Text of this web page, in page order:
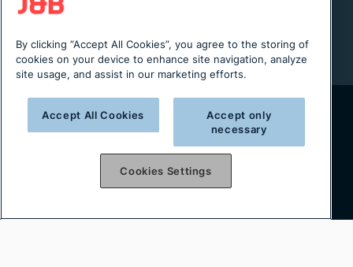
Lager i Sverige
Från projektering till installation
Copyright © 2025 J&B Maskinteknik AB
Organisationsnummer: 556490-2996
Integritetspolicy
By clicking “Accept All Cookies”, you agree to the storing of
cookies on your device to enhance site navigation, analyze
site usage, and assist in our marketing efforts.
Accept All Cookies
Accept only
necessary
Cookies Settings